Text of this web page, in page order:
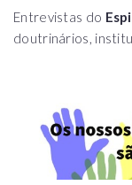
Entrevistas do
doutrinários,